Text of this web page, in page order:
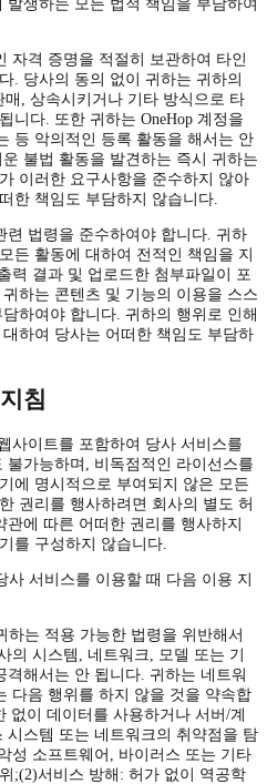
생하는 모든 법적 책임을 부담하여
자격 증명을 적절히 보관하여 타인
. 당사의 동의 없이 귀하는 귀하의
, 상속시키거나 기타 방식으로 타
니다. 또한 귀하는 OneHop 계정을
등 악의적인 등록 활동을 해서는 안
불법 활동을 발견하는 즉시 귀하는
이러한 요구사항을 준수하지 않아
한 책임도 부담하지 않습니다.
련 법령을 준수하여야 합니다. 귀하
든 활동에 대하여 전적인 책임을 지
력 결과 및 업로드한 첨부파일이 포
하는 콘텐츠 및 기능의 이용을 스스
하여야 합니다. 귀하의 행위로 인해
하여 당사는 어떠한 책임도 부담하
침
사이트를 포함하여 당사 서비스를
가능하며, 비독점적인 라이선스를
에 명시적으로 부여되지 않은 모든
권리를 행사하려면 회사의 별도 허
에 따른 어떠한 권리를 행사하지
를 구성하지 않습니다.
사 서비스를 이용할 때 다음 이용 지
하는 적용 가능한 법령을 위반해서
의 시스템, 네트워크, 모델 또는 기
해서는 안 됩니다. 귀하는 네트워
다음 행위를 하지 않을 것을 약속합
없이 데이터를 사용하거나 서버/계
시스템 또는 네트워크의 취약점을 탐
성 소프트웨어, 바이러스 또는 기타
;(2)서비스 방해: 허가 없이 역공학